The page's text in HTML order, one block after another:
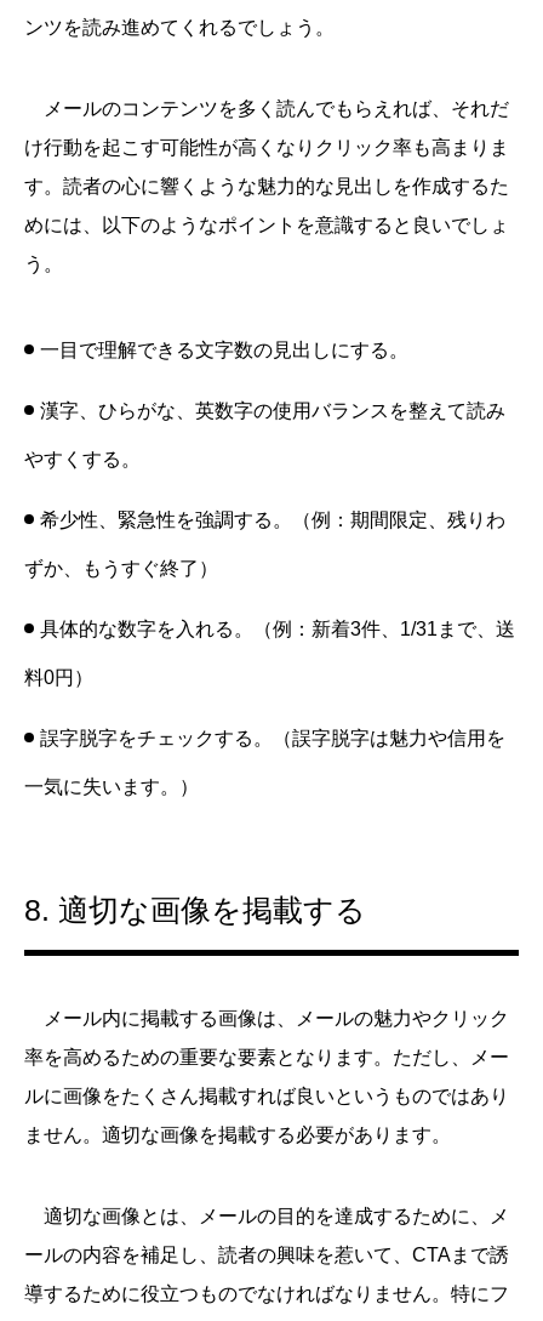
ンツを読み進めてくれるでしょう。
メールのコンテンツを多く読んでもらえれば、それだ
け行動を起こす可能性が高くなりクリック率も高まりま
す。読者の心に響くような魅力的な見出しを作成するた
めには、以下のようなポイントを意識すると良いでしょ
う。
一目で理解できる文字数の見出しにする。
漢字、ひらがな、英数字の使用バランスを整えて読み
やすくする。
希少性、緊急性を強調する。（例：期間限定、残りわ
ずか、もうすぐ終了）
具体的な数字を入れる。（例：新着3件、1/31まで、送
料0円）
誤字脱字をチェックする。（誤字脱字は魅力や信用を
一気に失います。）
8. 適切な画像を掲載する
メール内に掲載する画像は、メールの魅力やクリック
率を高めるための重要な要素となります。ただし、メー
ルに画像をたくさん掲載すれば良いというものではあり
ません。適切な画像を掲載する必要があります。
適切な画像とは、メールの目的を達成するために、メ
ールの内容を補足し、読者の興味を惹いて、CTAまで誘
導するために役立つものでなければなりません。特にフ